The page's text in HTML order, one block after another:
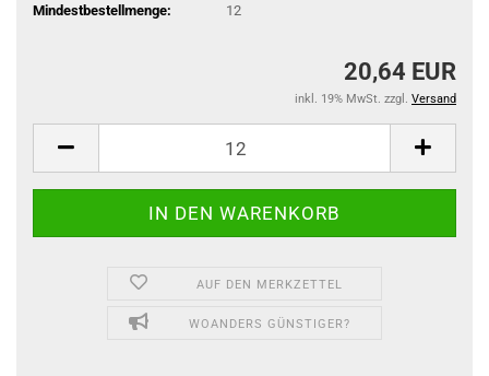
Mindestbestellmenge:
12
20,64 EUR
inkl. 19% MwSt. zzgl. Versand
AUF DEN MERKZETTEL
WOANDERS GÜNSTIGER?